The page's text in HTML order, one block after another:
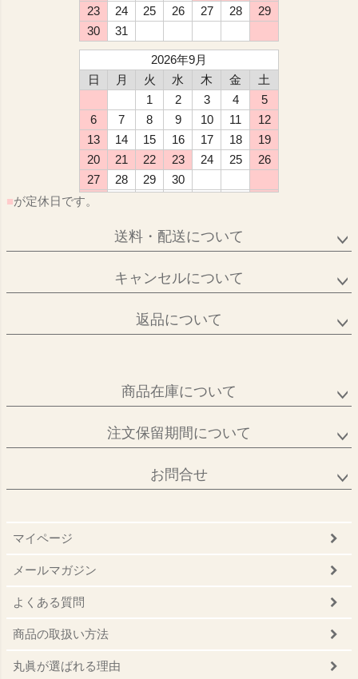
23
24 25 26 27 28
29
30
31
2026年9月
日
月 火 水 木 金
土
1
2 3 4
5
6
7 8 9 10 11
12
13
14 15 16 17 18
19
20
21 22 23 24 25
26
27
28 29
30
■が定休日です。
送料・配送について
キャンセルについて
返品について
商品在庫について
注文保留期間について
お問合せ
マイページ
メールマガジン
よくある質問
商品の取扱い方法
丸眞が選ばれる理由